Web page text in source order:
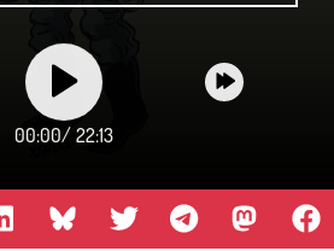
00:00/ 22:13